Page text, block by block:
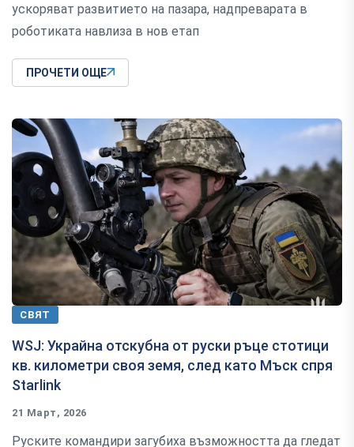
ускоряват развитието на пазара, надпреварата в
роботиката навлиза в нов етап
ПРОЧЕТИ ОЩЕ
СВЯТ
WSJ: Украйна отскубна от руски ръце стотици
кв. километри своя земя, след като Мъск спря
Starlink
21 Март, 2026
Руските командири загубиха възможността да гледат